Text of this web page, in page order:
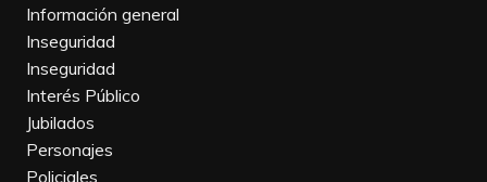
Información general
Inseguridad
Inseguridad
Interés Público
Jubilados
Personajes
Policiales